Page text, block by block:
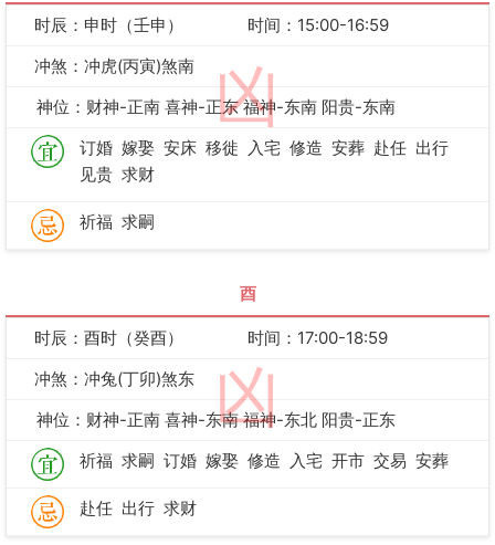
凶
时辰：申时（壬申）
时间：15:00-16:59
冲煞：冲虎(丙寅)煞南
神位：财神-正南 喜神-正东 福神-东南 阳贵-东南
订婚 嫁娶 安床 移徙 入宅 修造 安葬 赴任 出行
见贵 求财
祈福 求嗣
酉
凶
时辰：酉时（癸酉）
时间：17:00-18:59
冲煞：冲兔(丁卯)煞东
神位：财神-正南 喜神-东南 福神-东北 阳贵-正东
祈福 求嗣 订婚 嫁娶 修造 入宅 开市 交易 安葬
赴任 出行 求财